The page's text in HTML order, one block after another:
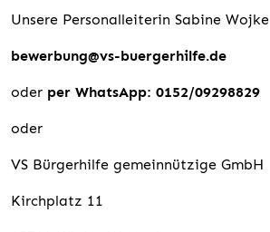
Unsere Personalleiterin Sabine Wojke
bewerbung@vs-buergerhilfe.de
oder per WhatsApp: 0152/09298829
oder
VS Bürgerhilfe gemeinnützige GmbH
Kirchplatz 11